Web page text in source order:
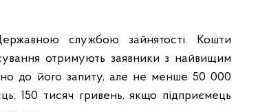
службою зайнятості. Кошти
отримують заявники з найвищим
до його запиту, але не менше 50 000
150 тисяч гривень, якщо підприємець